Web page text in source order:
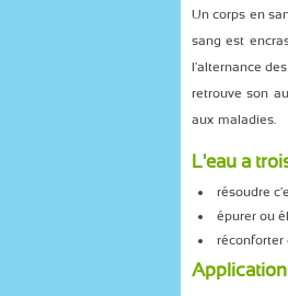
Un corps en
sang est
l'alternance
retrouve son
aux maladies.
L'eau a
résoudre
épurer ou
réconforter